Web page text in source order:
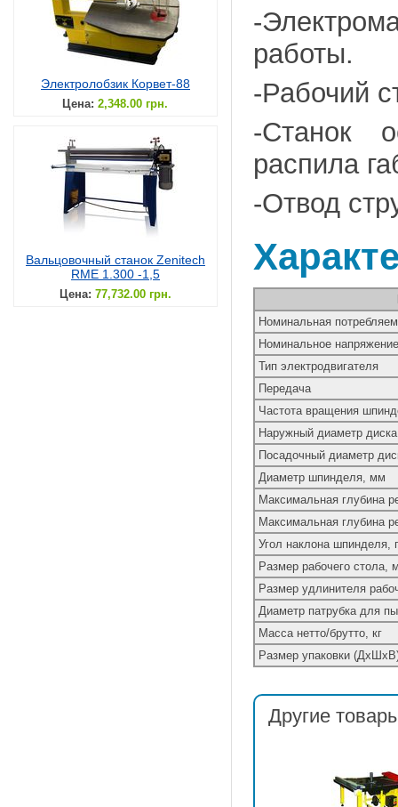
Электролобзик Корвет-88
Цена: 2,348.00 грн.
Вальцовочный станок Zenitech
RME 1.300 -1,5
Цена: 77,732.00 грн.
-
работы.
-Рабочий
-Станок
распила
-Отвод
Номинальная
Номинальное
Тип электродвигателя
Передача
Частота вращения
Наружный диаметр
Посадочный диаметр
Диаметр шпинделя, мм
Максимальная глубина
Максимальная глубина
Угол наклона шпинделя,
Размер рабочего стола,
Размер удлинителя
Диаметр патрубка для
Масса нетто/брутто, кг
Размер упаковки
Другие